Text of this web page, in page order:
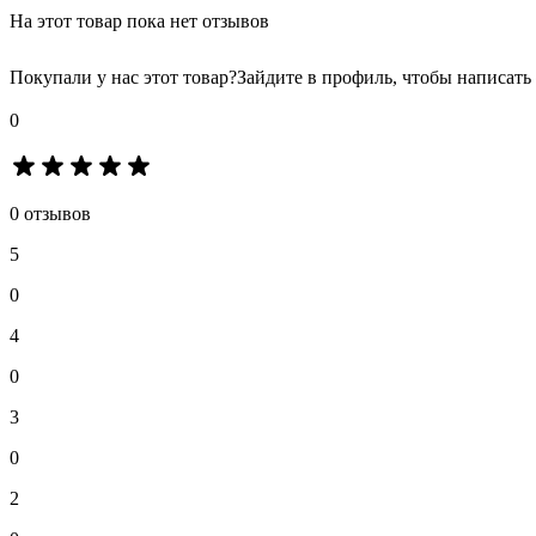
На этот товар пока нет отзывов
Покупали у нас этот товар?Зайдите в профиль, чтобы написать
0
0 отзывов
5
0
4
0
3
0
2